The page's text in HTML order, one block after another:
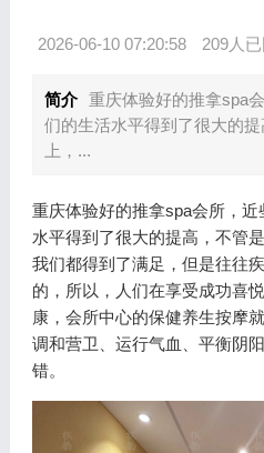
2026-06-10 07:20:58 209人
简介 重庆体验好的推拿spa
们的生活水平得到了很大的
上，...
重庆体验好的推拿spa会所，
水平得到了很大的提高，不管
我们都得到了满足，但是往往
的，所以，人们在享受成功喜
康，会所中心的保健养生按摩
调和营卫、运行气血、平衡阴
错。